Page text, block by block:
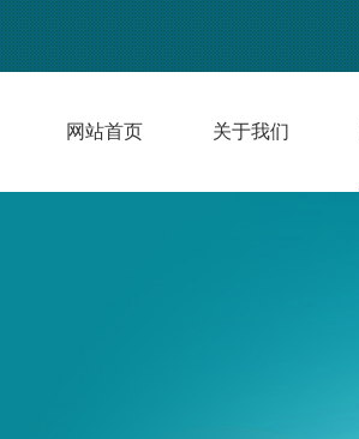
网站首页 关于我们